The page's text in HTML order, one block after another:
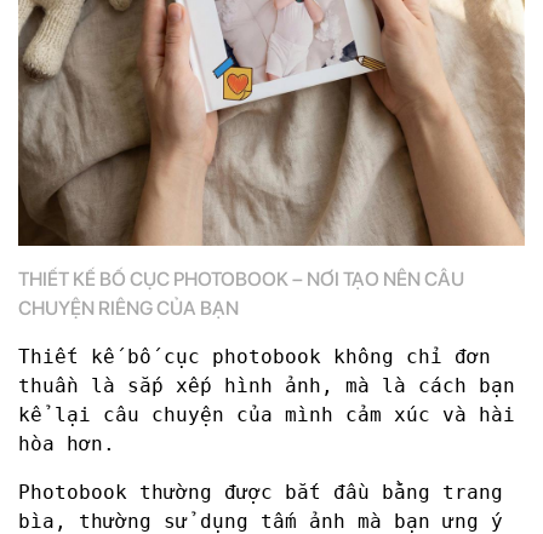
THIẾT KẾ BỐ CỤC PHOTOBOOK – NƠI TẠO NÊN CÂU
CHUYỆN RIÊNG CỦA BẠN
Thiết kế bố cục photobook không chỉ đơn
thuần là sắp xếp hình ảnh, mà là cách bạn
kể lại câu chuyện của mình cảm xúc và hài
hòa hơn.
Photobook thường được bắt đầu bằng trang
bìa, thường sử dụng tấm ảnh mà bạn ưng ý